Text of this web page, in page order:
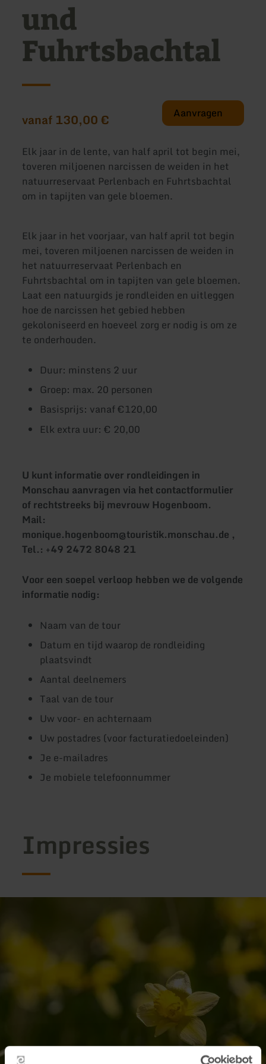
und
Fuhrtsbachtal
vanaf 130,00 € Aanvragen
Elk jaar in de lente, van half april tot begin mei,
toveren miljoenen narcissen de weiden in het
natuurreservaat Perlenbach en Fuhrtsbachtal
om in tapijten van gele bloemen.
Elk jaar in het voorjaar, van half april tot begin
mei, toveren miljoenen narcissen de weiden in
het natuurreservaat Perlenbach en
Fuhrtsbachtal om in tapijten van gele bloemen.
Laat een natuurgids je rondleiden en uitleggen
hoe de narcissen het gebied hebben
gekoloniseerd en hoeveel zorg er nodig is om ze
te onderhouden.
Duur: minstens 2 uur
Groep: max. 20 personen
Basisprijs: vanaf €120,00
Elk extra uur: € 20,00
U kunt informatie over rondleidingen in
Monschau aanvragen via het contactformulier
of rechtstreeks bij mevrouw Hogenboom.
Mail:
monique.hogenboom@touristik.monschau.de ,
Tel.: +49 2472 8048 21
Voor een soepel verloop hebben we de volgende
informatie nodig:
Naam van de tour
Datum en tijd waarop de rondleiding
plaatsvindt
Aantal deelnemers
Taal van de tour
Uw voor- en achternaam
Uw postadres (voor facturatiedoeleinden)
Je e-mailadres
Je mobiele telefoonnummer
Impressies